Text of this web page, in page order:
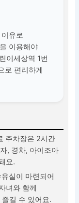
유로
이용해야
이세상역 1번
로 편리하게
주차장은 2시간
, 경차, 아이조아
요.
실이 마련되어
녀와 함께
길 수 있어요.